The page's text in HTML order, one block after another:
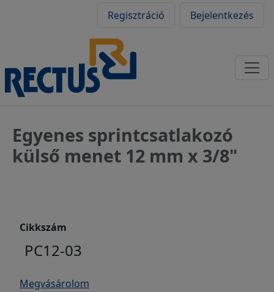
Felhasználói fiókRegisztráció Bejelentkezés
Egyenes sprintcsatlakozó
külső menet 12 mm x 3/8"
Cikkszám
PC12-03
Megvásárolom